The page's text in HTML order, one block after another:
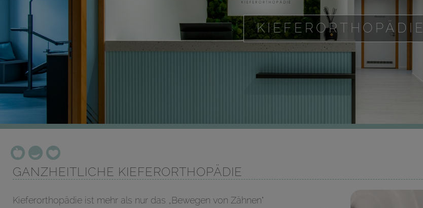
KIEFERORTHOPÄDIE
GANZHEITLICHE KIEFERORTHOPÄDIE
Kieferorthopädie ist mehr als nur das „Bewegen von Zähnen"